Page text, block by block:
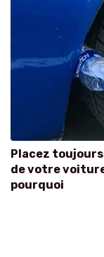
Placez toujours
de votre
pourquoi